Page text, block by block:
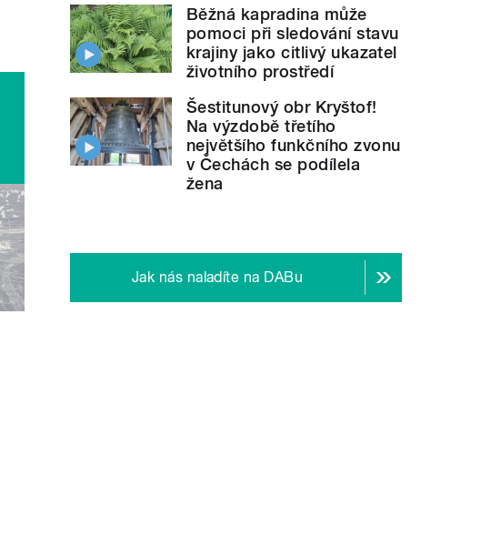
Běžná kapradina může
pomoci při sledování stavu
krajiny jako citlivý ukazatel
životního prostředí
Šestitunový obr Kryštof!
Na výzdobě třetího
největšího funkčního zvonu
v Čechách se podílela
žena
Jak nás naladíte na DABu